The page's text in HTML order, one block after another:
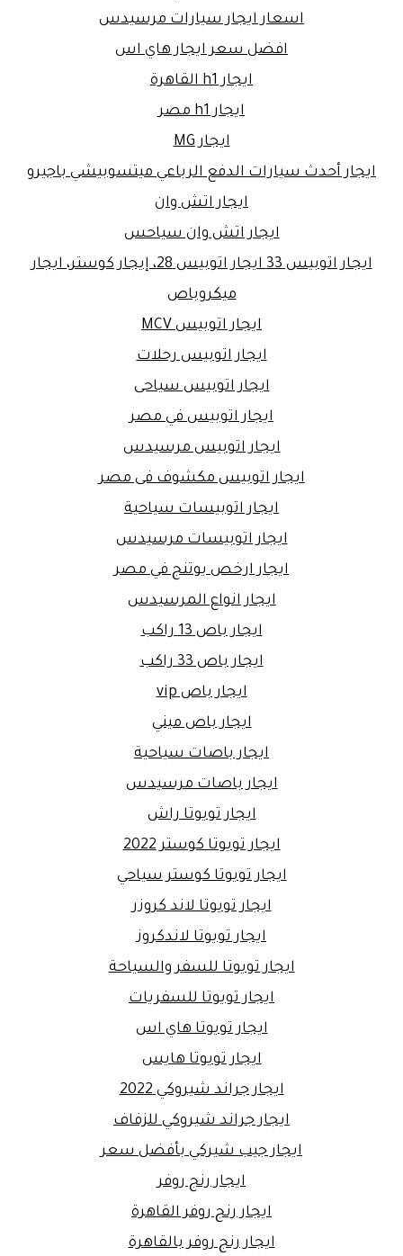
اسعار ايجار سيارات مرسيدس
افضل سعر ايجار هاي اس
ايجار h1 القاهرة
ايجار h1 مصر
ايجار MG
ايجار أحدث سيارات الدفع الرباعي ميتسوبيشي باجيرو
ايجار اتش وان
ايجار اتش وان سياحس
ايجار اتوبيس 33 ايجار اتوبيس 28، إيجار كوستر، ايجار
ميكروباص
ايجار اتوبيس MCV
ايجار اتوبيس رحلات
ايجار اتوبيس سياحى
ايجار اتوبيس في مصر
ايجار اتوبيس مرسيدس
ايجار اتوبيس مكشوف فى مصر
ايجار اتوبيسات سياحية
ايجار اتوبيسات مرسيدس
ايجار ارخص يوتنج في مصر
ايجار انواع المرسيدس
ايجار باص 13 راكب
ايجار باص 33 راكب
ايجار باص vip
ايجار باص ميني
ايجار باصات سياحية
ايجار باصات مرسيدس
ايجار تويوتا راش
ايجار تويوتا كوستر 2022
ايجار تويوتا كوستر سياحي
ايجار تويوتا لاند كروزر
ايجار تويوتا لاندكروز
ايجار تويوتا للسفر والسياحة
ايجار تويوتا للسفريات
ايجار تويوتا هاي اس
ايجار تويوتا هايس
ايجار جراند شيروكي 2022
ايجار جراند شيروكي للزفاف
ايجار جيب شيركي بأفضل سعر
ايجار رنج روفر
ايجار رنج روفر القاهرة
ايجار رنج روفر بالقاهرة